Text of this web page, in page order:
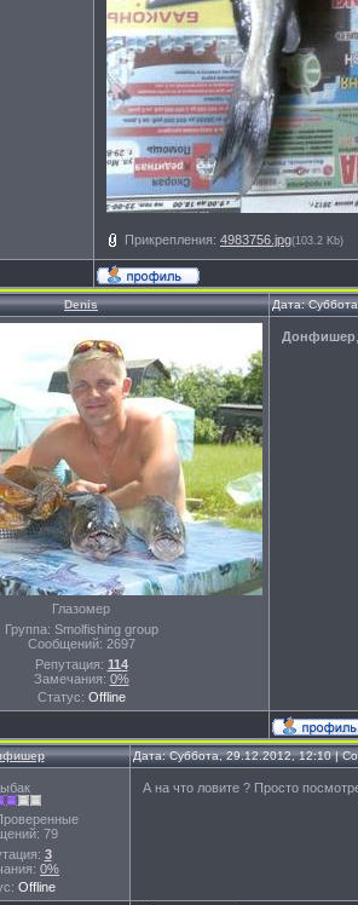
Прикрепления: 4983756.jpg(103.2 Kb)
Denis Дата:
Глазомер
Группа: Smolfishing group
Сообщений: 2697
Репутация: 114
Замечания: 0%
Статус: Offline
Донфишер
Дата: Суббота, 29.12.2012, 12:10 |
79
3
0%
Offline
А на что ловите ? Просто